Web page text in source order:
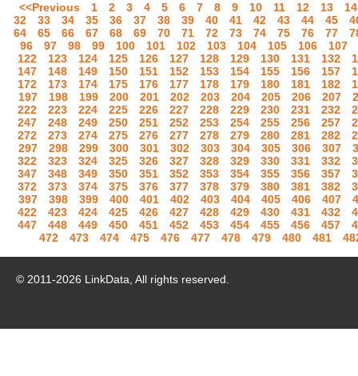
<<Previous 1 2 3 4 5 6 7 8 9 10 11 12 13
14
32
33 34 35 36 37 38 39 40 41 42 43 44 45
64
65 66 67 68 69 70 71 72 73 74 75 76 77
96
97 98 99 100 101 102 103 104 105 106
107
122
123 124 125 126 127 128 129 130 131 132
147
148 149 150 151 152 153 154 155 156 157
172
173 174 175 176 177 178 179 180 181 182
197
198 199 200 201 202 203 204 205 206 207
222
223 224 225 226 227 228 229 230 231 232
247
248 249 250 251 252 253 254 255 256 257
272
273 274 275 276 277 278 279 280 281 282
297
298 299 300 301 302 303 304 305 306 307
322
323 324 325 326 327 328 329 330 331 332
347
348 349 350 351 352 353 354 355 356 357
372
373 374 375 376 377 378 379 380 381 382
397
398 399 400 401 402 403 404 405 406 407
422
423 424 425 426 427 428 429 430 431 432
447
448 449 450 451 452 453 454 455 456 457
472
473 474 475 476 477 478 479 480 481
© 2011-2026 LinkData, All rights reserved.